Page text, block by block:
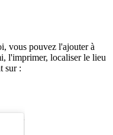
vous pouvez l'ajouter à
l'imprimer, localiser le lieu
sur :